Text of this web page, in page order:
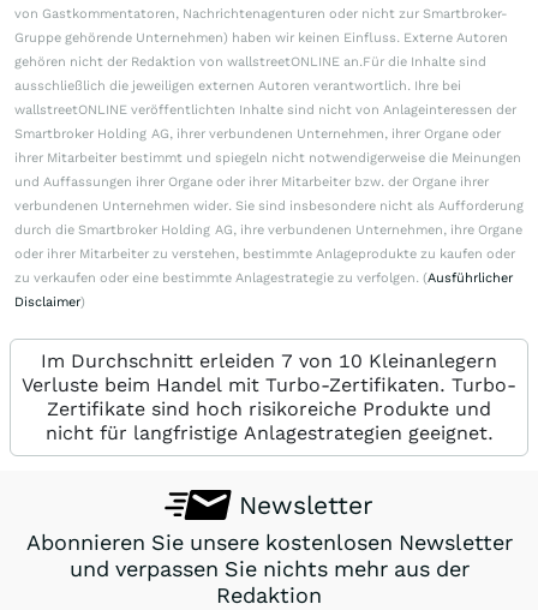
von Gastkommentatoren, Nachrichtenagenturen oder nicht zur Smartbroker-
Gruppe gehörende Unternehmen) haben wir keinen Einfluss. Externe Autoren
gehören nicht der Redaktion von wallstreetONLINE an.Für die Inhalte sind
ausschließlich die jeweiligen externen Autoren verantwortlich. Ihre bei
wallstreetONLINE veröffentlichten Inhalte sind nicht von Anlageinteressen der
Smartbroker Holding AG, ihrer verbundenen Unternehmen, ihrer Organe oder
ihrer Mitarbeiter bestimmt und spiegeln nicht notwendigerweise die Meinungen
und Auffassungen ihrer Organe oder ihrer Mitarbeiter bzw. der Organe ihrer
verbundenen Unternehmen wider. Sie sind insbesondere nicht als Aufforderung
durch die Smartbroker Holding AG, ihre verbundenen Unternehmen, ihre Organe
oder ihrer Mitarbeiter zu verstehen, bestimmte Anlageprodukte zu kaufen oder
zu verkaufen oder eine bestimmte Anlagestrategie zu verfolgen. (Ausführlicher
Disclaimer)
Im Durchschnitt erleiden 7 von 10 Kleinanlegern
Verluste beim Handel mit Turbo-Zertifikaten. Turbo-
Zertifikate sind hoch risikoreiche Produkte und
nicht für langfristige Anlagestrategien geeignet.
Newsletter
Abonnieren Sie unsere kostenlosen Newsletter
und verpassen Sie nichts mehr aus der
Redaktion